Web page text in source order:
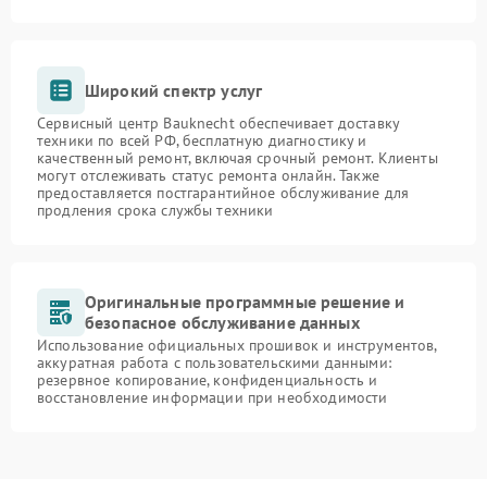
Широкий спектр услуг
Сервисный центр Bauknecht обеспечивает доставку
техники по всей РФ, бесплатную диагностику и
качественный ремонт, включая срочный ремонт. Клиенты
могут отслеживать статус ремонта онлайн. Также
предоставляется постгарантийное обслуживание для
продления срока службы техники
Оригинальные программные решение и
безопасное обслуживание данных
Использование официальных прошивок и инструментов,
аккуратная работа с пользовательскими данными:
резервное копирование, конфиденциальность и
восстановление информации при необходимости